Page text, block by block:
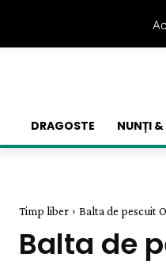
DRAGOSTE NUNȚI &
Timp liber Balta de pescuit
Balta de